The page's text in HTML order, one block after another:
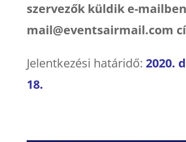
szervezők küldik e-
mail@eventsairmail.com
Jelentkezési határidő: 2020.
18.